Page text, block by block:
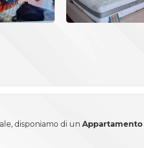
disponiamo di unAppartamento